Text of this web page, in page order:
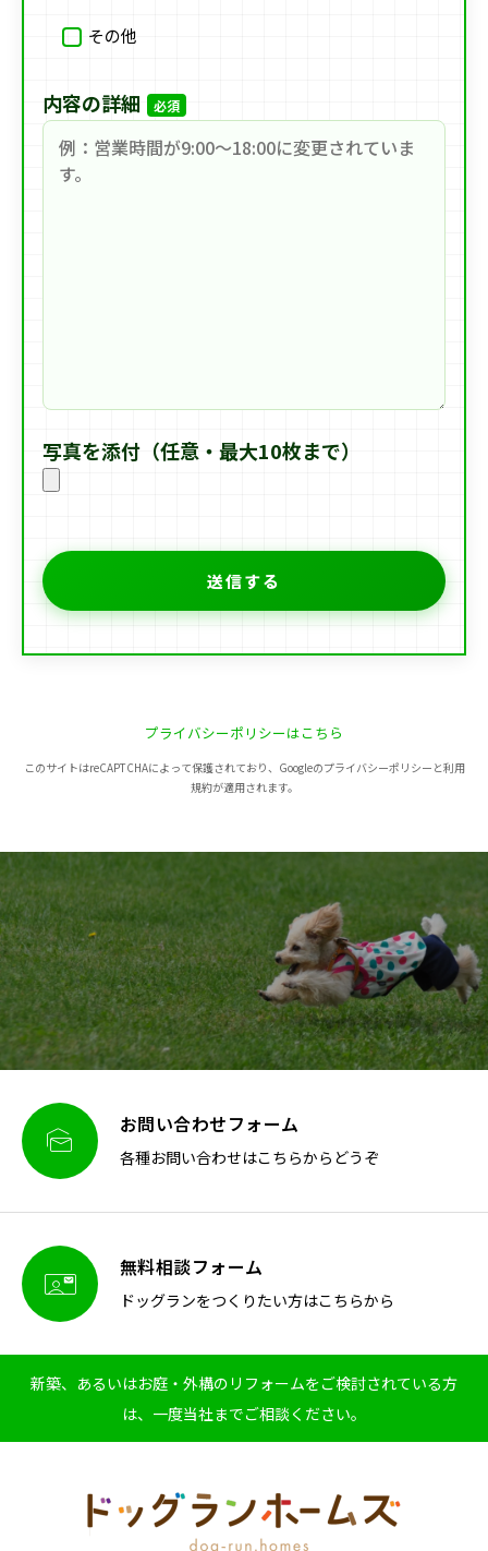
その他
内容の詳細 必須
写真を添付（任意・最大10枚まで）
プライバシーポリシーはこちら
このサイトはreCAPTCHAによって保護されており、Googleのプライバシーポリシーと利用
規約が適用されます。
 お問い合わせフォーム
各種お問い合わせはこちらからどうぞ
 無料相談フォーム
ドッグランをつくりたい方はこちらから
新築、あるいはお庭・外構のリフォームをご検討されている方
は、一度当社までご相談ください。